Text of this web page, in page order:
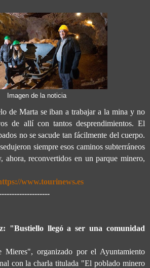
Imagen de la noticia
de Marta se iban a trabajar a la mina y no
de allí con tantos desprendimientos. El
no se sacude tan fácilmente del cuerpo.
siempre esos caminos subterráneos
ahora, reconvertidos en un parque minero,
www.tourinews.es
"Bustiello llegó a ser una comunidad
organizado por el Ayuntamiento
con la charla titulada "El poblado minero